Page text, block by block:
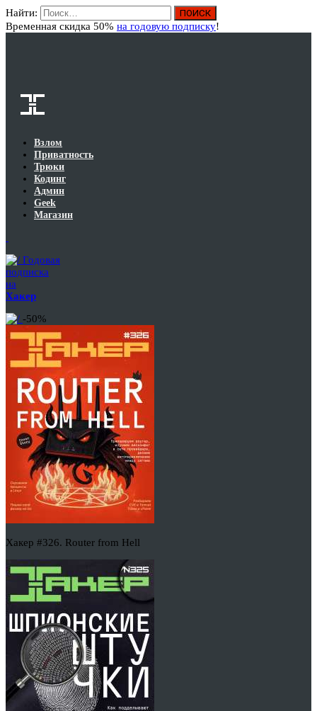
Найти:
Временная скидка 50% на годовую подписку!
Взлом
Приватность
Трюки
Кодинг
Админ
Geek
Магазин
Годовая
подписка
на
Хакер
-50%
Хакер #326. Router from Hell